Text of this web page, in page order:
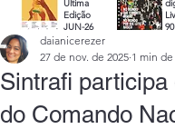
Última
Edição
JUN-26
Sintrafi participa
do Comando
daianicerezer
27 de nov. de 2025 1 min